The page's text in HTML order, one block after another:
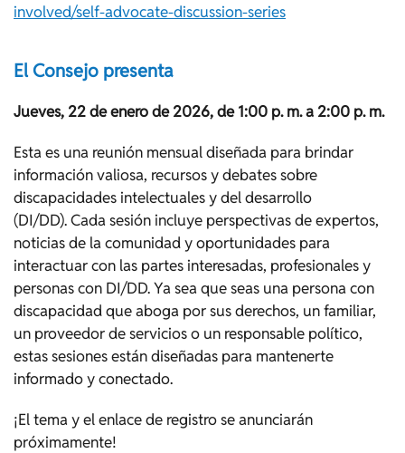
involved/self-advocate-discussion-series
El Consejo presenta
Jueves, 22 de enero de 2026, de 1:00 p. m. a 2:00 p. m.
Esta es una reunión mensual diseñada para brindar
información valiosa, recursos y debates sobre
discapacidades intelectuales y del desarrollo
(DI/DD). Cada sesión incluye perspectivas de expertos,
noticias de la comunidad y oportunidades para
interactuar con las partes interesadas, profesionales y
personas con DI/DD. Ya sea que seas una persona con
discapacidad que aboga por sus derechos, un familiar,
un proveedor de servicios o un responsable político,
estas sesiones están diseñadas para mantenerte
informado y conectado.
¡El tema y el enlace de registro se anunciarán
próximamente!